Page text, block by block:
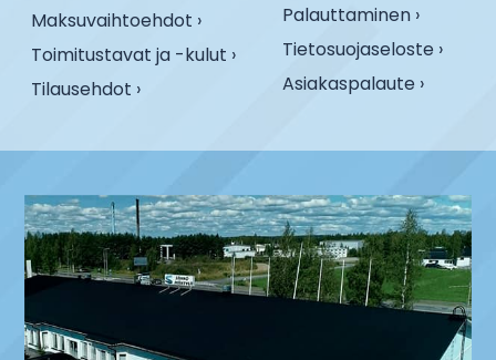
Maksuvaihtoehdot ›
Toimitustavat ja -kulut ›
Tilausehdot ›
Palauttaminen ›
Tietosuojaseloste ›
Asiakaspalaute ›